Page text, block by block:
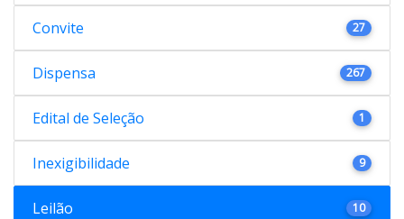
Convite 27
Dispensa 267
Edital de Seleção 1
Inexigibilidade 9
Leilão 10